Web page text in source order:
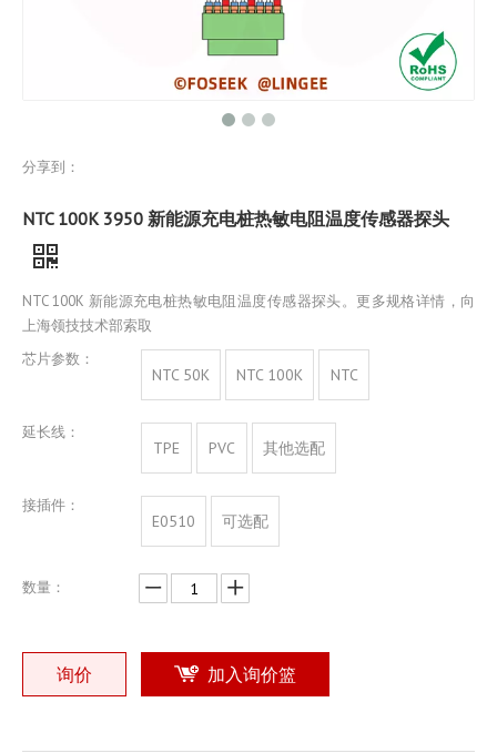
分享到：
NTC 100K 3950 新能源充电桩热敏电阻温度传感器探头
NTC 100K 新能源充电桩热敏电阻温度传感器探头。更多规格详情，向
上海领技技术部索取
芯片参数：
NTC 50K NTC 100K NTC
延长线：
TPE PVC 其他选配
接插件：
E0510 可选配
数量：
询价 加入询价篮